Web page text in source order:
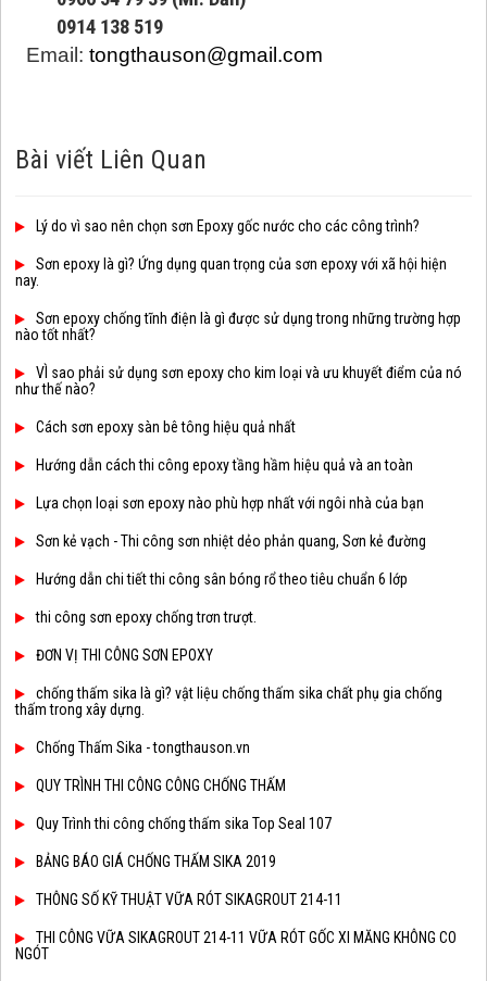
0914 138 519
Email:tongthauson@gmail.com
Bài viết Liên Quan
Lý do vì sao nên chọn sơn Epoxy gốc nước cho các công trình?
Sơn epoxy là gì? Ứng dụng quan trọng của sơn epoxy với xã hội hiện
nay.
Sơn epoxy chống tĩnh điện là gì được sử dụng trong những trường hợp
nào tốt nhất?
VÌ sao phải sử dụng sơn epoxy cho kim loại và ưu khuyết điểm của nó
như thế nào?
Cách sơn epoxy sàn bê tông hiệu quả nhất
Hướng dẫn cách thi công epoxy tầng hầm hiệu quả và an toàn
Lựa chọn loại sơn epoxy nào phù hợp nhất với ngôi nhà của bạn
Sơn kẻ vạch - Thi công sơn nhiệt dẻo phản quang, Sơn kẻ đường
Hướng dẫn chi tiết thi công sân bóng rổ theo tiêu chuẩn 6 lớp
thi công sơn epoxy chống trơn trượt.
ĐƠN VỊ THI CÔNG SƠN EPOXY
chống thấm sika là gì? vật liệu chống thấm sika chất phụ gia chống
thấm trong xây dựng.
Chống Thấm Sika - tongthauson.vn
QUY TRÌNH THI CÔNG CÔNG CHỐNG THẤM
Quy Trình thi công chống thấm sika Top Seal 107
BẢNG BÁO GIÁ CHỐNG THẤM SIKA 2019
THÔNG SỐ KỸ THUẬT VỮA RÓT SIKAGROUT 214-11
THI CÔNG VỮA SIKAGROUT 214-11 VỮA RÓT GỐC XI MĂNG KHÔNG CO
NGÓT